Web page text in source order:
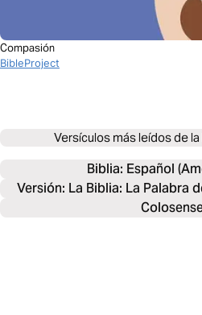
Compasión
BibleProject
Versículos más leídos de la
Biblia: Español
Versión: La Biblia: La Palabra